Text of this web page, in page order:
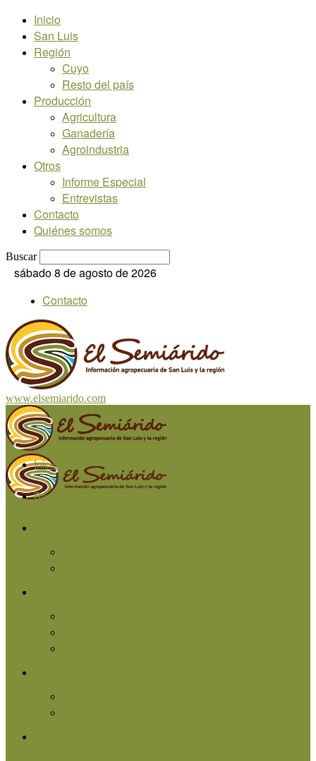
Inicio
San Luis
Región
Cuyo
Resto del país
Producción
Agricultura
Ganadería
Agroindustria
Otros
Informe Especial
Entrevistas
Contacto
Quiénes somos
Buscar
sábado 8 de agosto de 2026
Contacto
www.elsemiarido.com
Inicio
San Luis